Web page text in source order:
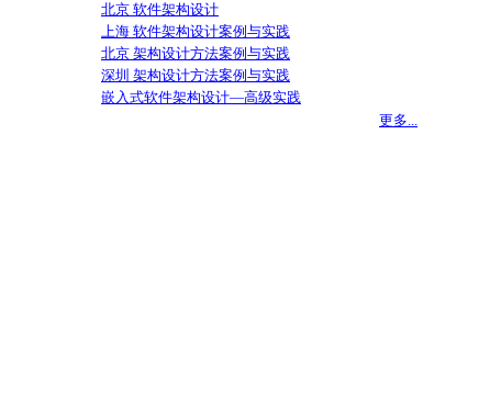
北京 软件架构设计
上海 软件架构设计案例与实践
北京 架构设计方法案例与实践
深圳 架构设计方法案例与实践
嵌入式软件架构设计—高级实践
更多...